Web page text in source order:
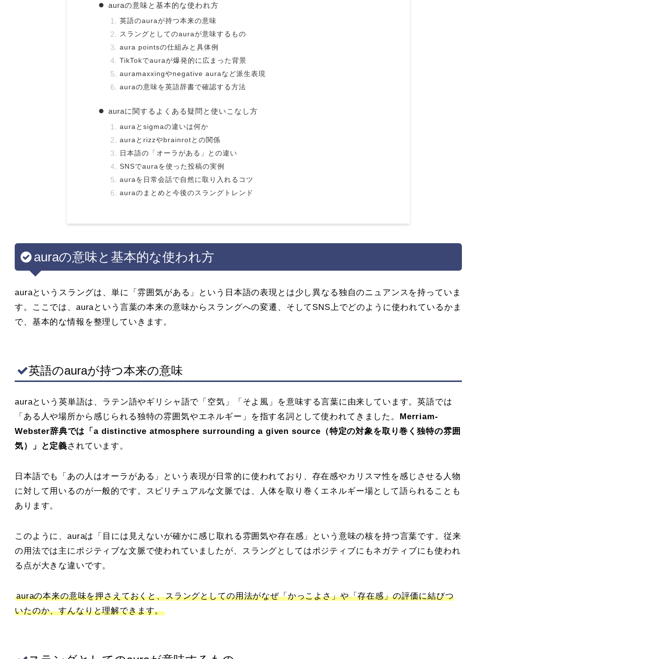
auraの意味と基本的な使われ方
英語のauraが持つ本来の意味
スラングとしてのauraが意味するもの
aura pointsの仕組みと具体例
TikTokでauraが爆発的に広まった背景
auramaxxingやnegative auraなど派生表現
auraの意味を英語辞書で確認する方法
auraに関するよくある疑問と使いこなし方
auraとsigmaの違いは何か
auraとrizzやbrainrotとの関係
日本語の「オーラがある」との違い
SNSでauraを使った投稿の実例
auraを日常会話で自然に取り入れるコツ
auraのまとめと今後のスラングトレンド
auraの意味と基本的な使われ方
auraというスラングは、単に「雰囲気がある」という日本語の表現とは少し異なる独自のニュアンスを持っていま
す。ここでは、auraという言葉の本来の意味からスラングへの変遷、そしてSNS上でどのように使われているかま
で、基本的な情報を整理していきます。
英語のauraが持つ本来の意味
auraという英単語は、ラテン語やギリシャ語で「空気」「そよ風」を意味する言葉に由来しています。英語では
「ある人や場所から感じられる独特の雰囲気やエネルギー」を指す名詞として使われてきました。 Merriam-
Webster辞典では「a distinctive atmosphere surrounding a given source（特定の対象を取り巻く独特の雰囲
気）」と定義されています。
日本語でも「あの人はオーラがある」という表現が日常的に使われており、存在感やカリスマ性を感じさせる人物
に対して用いるのが一般的です。スピリチュアルな文脈では、人体を取り巻くエネルギー場として語られることも
あります。
このように、auraは「目には見えないが確かに感じ取れる雰囲気や存在感」という意味の核を持つ言葉です。従来
の用法では主にポジティブな文脈で使われていましたが、スラングとしてはポジティブにもネガティブにも使われ
る点が大きな違いです。
auraの本来の意味を押さえておくと、スラングとしての用法がなぜ「かっこよさ」や「存在感」の評価に結びつ
いたのか、すんなりと理解できます。